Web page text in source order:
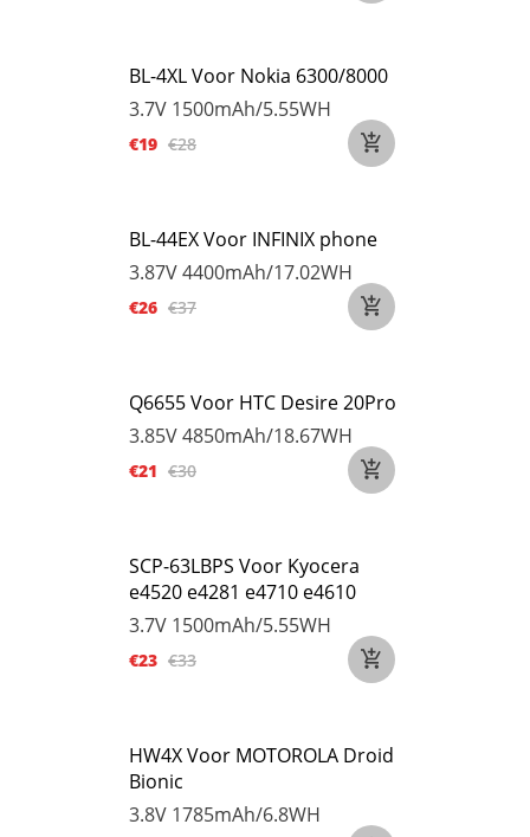
BL-4XL Voor Nokia 6300/8000
3.7V 1500mAh/5.55WH
€19 €28
BL-44EX Voor INFINIX phone
3.87V4400mAh/17.02WH
€26 €37
Q6655 Voor HTC Desire 20Pro
3.85V4850mAh/18.67WH
€21 €30
SCP-63LBPS Voor Kyocera
e4520 e4281 e4710 e4610
3.7V 1500mAh/5.55WH
€23 €33
HW4X Voor MOTOROLA Droid
Bionic
3.8V 1785mAh/6.8WH